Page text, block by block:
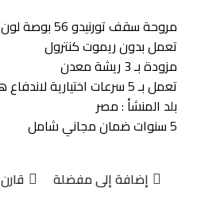
مروحة سقف تورنيدو 56 بوصة لون أبيض
تعمل بدون ريموت كنترول
مزودة بـ 3 ريشة معدن
تعمل بـ 5 سرعات اختيارية لاندفاع هواء المروحة
بلد المنشأ : مصر
5 سنوات ضمان مجاني شامل
إضافة إلى مفضلة قارن